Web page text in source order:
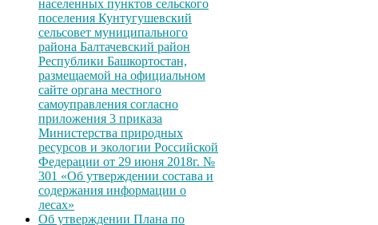
населенных пунктов сельского
поселения Кунтугушевский
сельсовет муниципального
района Балтачевский район
Республики Башкортостан,
размещаемой на официальном
сайте органа местного
самоуправления согласно
приложения 3 приказа
Министерства природных
ресурсов и экологии Российской
Федерации от 29 июня 2018г. №
301 «Об утверждении состава и
содержания информации о
лесах»
Об утверждении Плана по